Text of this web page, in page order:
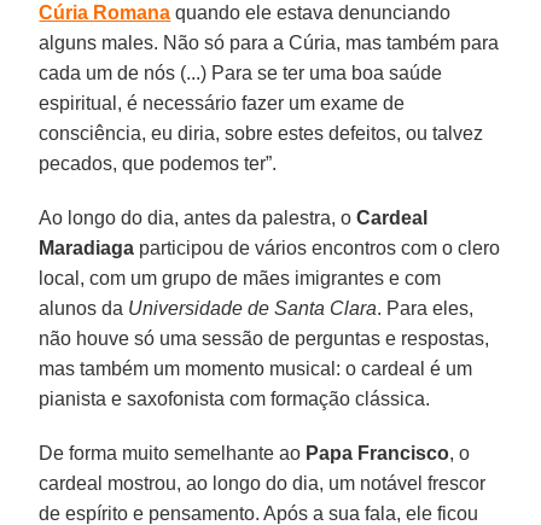
Cúria Romana quando ele estava denunciando
alguns males. Não só para a Cúria, mas também para
cada um de nós (...) Para se ter uma boa saúde
espiritual, é necessário fazer um exame de
consciência, eu diria, sobre estes defeitos, ou talvez
pecados, que podemos ter”.
Ao longo do dia, antes da palestra, oCardeal
Maradiaga participou de vários encontros com o clero
local, com um grupo de mães imigrantes e com
alunos da Universidade de Santa Clara. Para eles,
não houve só uma sessão de perguntas e respostas,
mas também um momento musical: o cardeal é um
pianista e saxofonista com formação clássica.
De forma muito semelhante ao Papa Francisco, o
cardeal mostrou, ao longo do dia, um notável frescor
de espírito e pensamento. Após a sua fala, ele ficou